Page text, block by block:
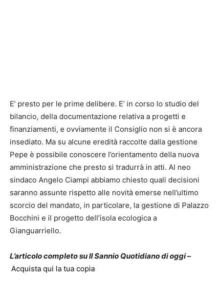
E’ presto per le prime delibere. E’ in corso lo studio del
bilancio, della documentazione relativa a progetti e
finanziamenti, e ovviamente il Consiglio non si è ancora
insediato. Ma su alcune eredità raccolte dalla gestione
Pepe è possibile conoscere l’orientamento della nuova
amministrazione che presto si tradurrà in atti. Al neo
sindaco Angelo Ciampi abbiamo chiesto quali decisioni
saranno assunte rispetto alle novità emerse nell’ultimo
scorcio del mandato, in particolare, la gestione di Palazzo
Bocchini e il progetto dell’isola ecologica a
Gianguarriello.
L’articolo completo su Il Sannio Quotidiano di oggi –
Acquista qui la tua copia